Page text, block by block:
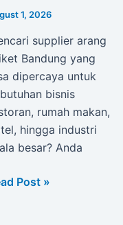
1, 2026
supplier arang
Bandung yang
dipercaya untuk
bisnis
rumah makan,
hingga industri
besar? Anda
Post »